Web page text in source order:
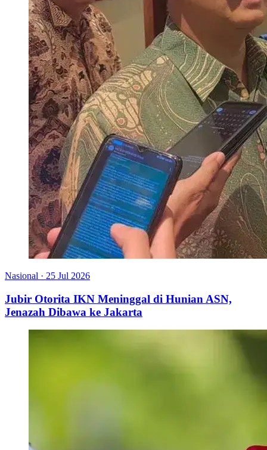
Nasional · 25 Jul 2026
Jubir Otorita IKN Meninggal di Hunian ASN,
Jenazah Dibawa ke Jakarta